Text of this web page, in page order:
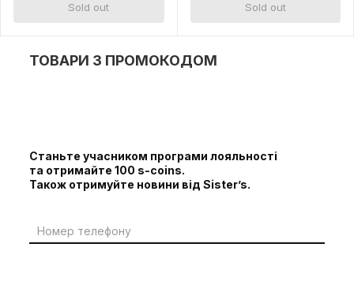
Sold out Sold out
ТОВАРИ З ПРОМОКОДОМ
Станьте учасником програми лояльності
та отримайте 100 s-coins.
Також отримуйте новини від Sister’s.